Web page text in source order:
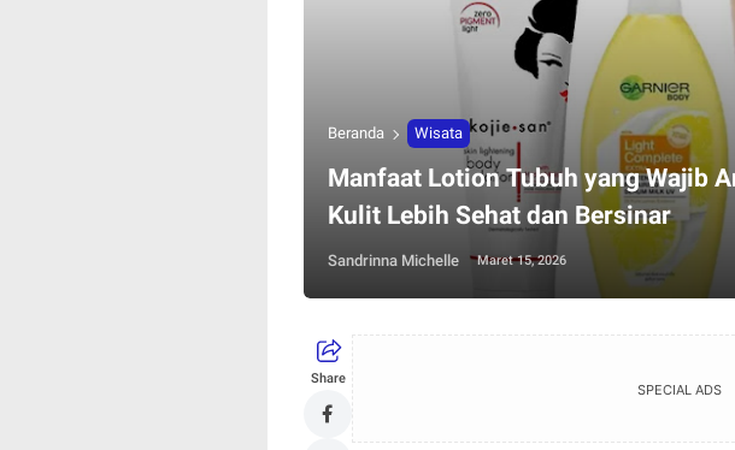
Beranda Wisata
Manfaat Lotion Tubuh yang Wajib
Kulit Lebih Sehat dan Bersinar
Sandrinna Michelle Maret 15, 2026
Share
SPECIAL ADS